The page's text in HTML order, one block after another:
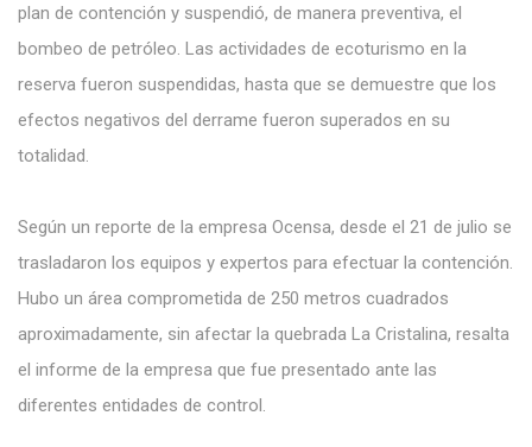
plan de contención y suspendió, de manera preventiva, el
bombeo de petróleo. Las actividades de ecoturismo en la
reserva fueron suspendidas, hasta que se demuestre que los
efectos negativos del derrame fueron superados en su
totalidad.
Según un reporte de la empresa Ocensa, desde el 21 de julio se
trasladaron los equipos y expertos para efectuar la contención.
Hubo un área comprometida de 250 metros cuadrados
aproximadamente, sin afectar la quebrada La Cristalina, resalta
el informe de la empresa que fue presentado ante las
diferentes entidades de control.